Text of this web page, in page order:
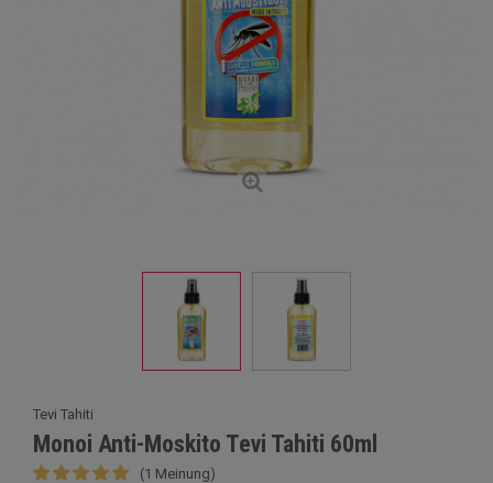
Tevi Tahiti
Monoi Anti-Moskito Tevi Tahiti 60ml
(1 Meinung)